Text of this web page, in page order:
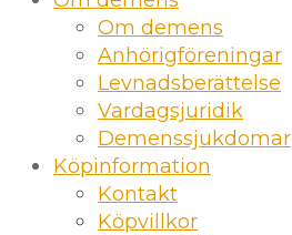
Om demens
Anhörigföreningar
Levnadsberättelse
Vardagsjuridik
Demenssjukdomar
Köpinformation
Kontakt
Köpvillkor